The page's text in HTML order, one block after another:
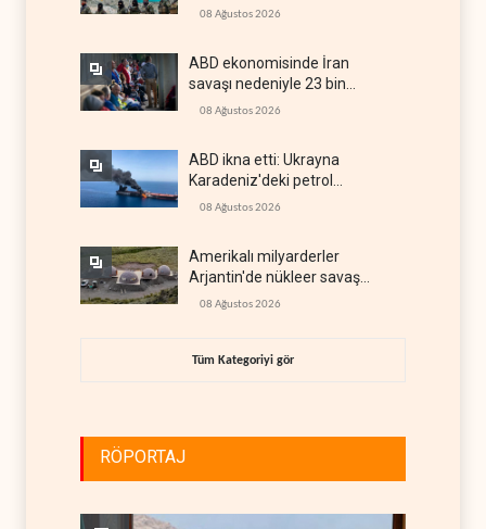
08 Ağustos 2026
ABD ekonomisinde İran
savaşı nedeniyle 23 bin
istihdam kaybı yaşandı
08 Ağustos 2026
ABD ikna etti: Ukrayna
Karadeniz'deki petrol
tankerlerini vurmayacak
08 Ağustos 2026
Amerikalı milyarderler
Arjantin'de nükleer savaş
sığınağı inşa ediyor
08 Ağustos 2026
Tüm Kategoriyi gör
RÖPORTAJ